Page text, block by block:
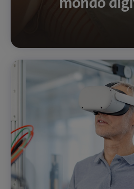
Dalla rete 5G alla tecnologia
soluzioni di intelligenza
e sviluppiamo tecnologie che
facile. Nei nostri laboratori di
servizi digitali di
connettività, sicurezza